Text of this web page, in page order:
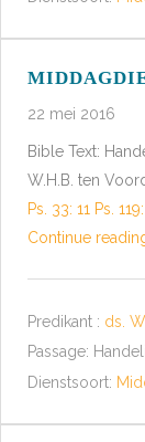
22 mei 2016
Bible Text:
W.H.B. ten
Ps. 33: 11 Ps.
Continue
Predikant : ds.
Passage:
Dienstsoort: